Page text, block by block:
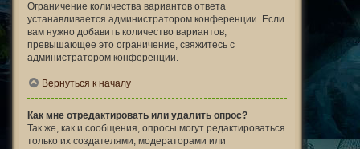
Ограничение количества вариантов ответа
устанавливается администратором конференции. Если
вам нужно добавить количество вариантов,
превышающее это ограничение, свяжитесь с
администратором конференции.
Вернуться к началу
Как мне отредактировать или удалить опрос?
Так же, как и сообщения, опросы могут редактироваться
только их создателями, модераторами или